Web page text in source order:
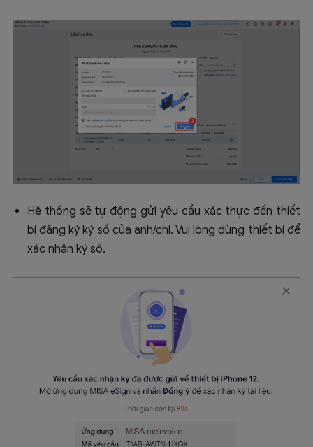
Hệ thống sẽ tự động gửi yêu cầu xác thực đến thiết
bị đăng ký ký số của anh/chị. Vui lòng dùng thiết bị để
xác nhận ký số.